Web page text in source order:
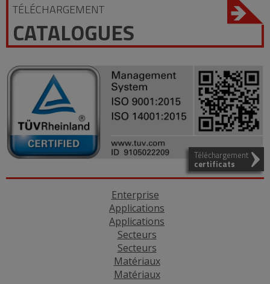
TÉLÉCHARGEMENT
CATALOGUES
Téléchargement
certificats
Enterprise
Applications
Applications
Secteurs
Secteurs
Matériaux
Matériaux